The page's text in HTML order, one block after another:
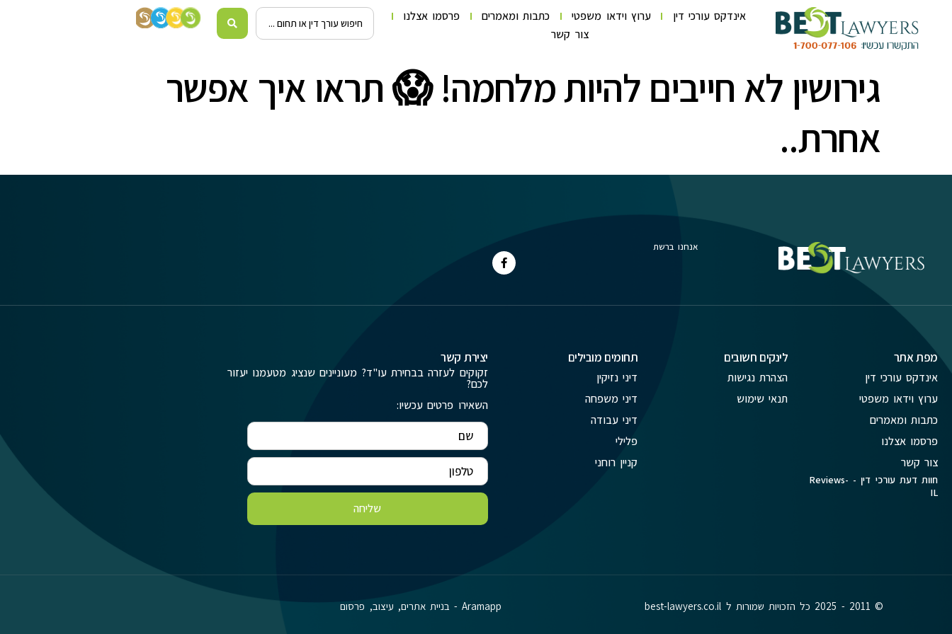
אינדקס עורכי דין ערוץ וידאו משפטי כתבות ומאמרים
פרסמו אצלנו
צור קשר
גירושין לא חייבים להיות מלחמה! 😱 תראו איך אפשר
אחרת..
אנחנו ברשת
מפת אתר
אינדקס עורכי דין
ערוץ וידאו משפטי
כתבות ומאמרים
פרסמו אצלנו
צור קשר
חוות דעת עורכי דין - Reviews-
IL
לינקים חשובים
הצהרת נגישות
תנאי שימוש
תחומים מובילים
דיני נזיקין
דיני משפחה
דיני עבודה
פלילי
קניין רוחני
יצירת קשר
זקוקים לעזרה בבחירת עו"ד? מעוניינים שנציג מטעמנו יעזור
לכם?
השאירו פרטים עכשיו:
שליחה
© 2011 - 2025 כל הזכויות שמורות ל best-lawyers.co.il Aramapp - בניית אתרים, עיצוב, פרסום